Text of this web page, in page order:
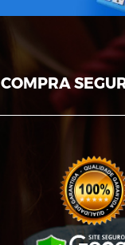
COMPRA